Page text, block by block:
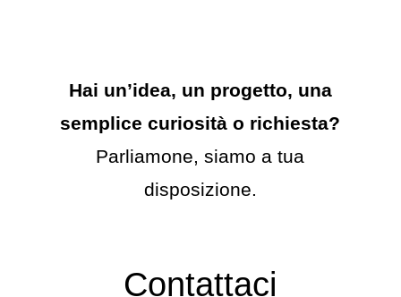
Hai un’idea, un progetto, una
semplice curiosità o richiesta?
Parliamone, siamo a tua
disposizione.
Contattaci